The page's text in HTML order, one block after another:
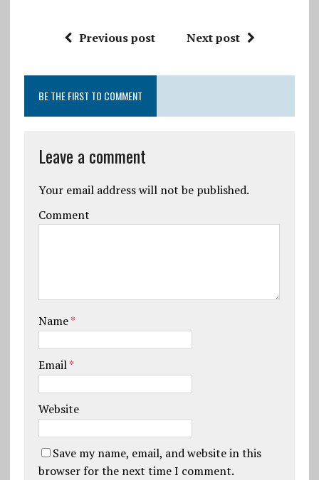
Previous post Next post
BE THE FIRST TO COMMENT
Leave a comment
Your email address will not be published.
Comment
Name*
Email*
Website
Save my name, email, and website in this
browser for the next time I comment.